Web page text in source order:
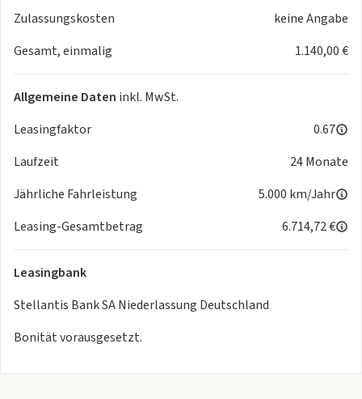
geführt. Es handelt sich um einen
Vorführwagen, welche
häufig sehr geringe Laufleistungen aufweisen und
wenden Sie sich bitte an Autohaus Böttche GmbH.
Bitte fragen Sie das Fahrzeug nur bei wirklichem
Zulassungskosten
keine Angabe
Gesamt, einmalig
1.140,00 €
Allgemeine Daten inkl. MwSt.
Leasingfaktor
0.67
Laufzeit
24 Monate
Jährliche Fahrleistung
5.000 km/Jahr
Leasing-Gesamtbetrag
6.714,72 €
Leasingbank
Stellantis Bank SA Niederlassung Deutschland
Bonität vorausgesetzt.